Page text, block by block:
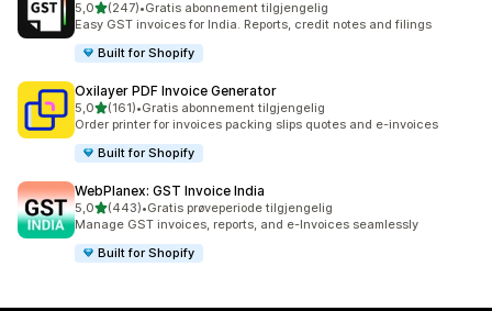
5,0av 5 stjerner
(247)
Totalt 247 omtaler
•Gratis abonnement tilgjengelig
Easy GST invoices for India. Reports, credit notes and filings
Built for Shopify
Oxilayer PDF Invoice Generator
5,0av 5 stjerner
(161)
Totalt 161 omtaler
•Gratis abonnement tilgjengelig
Order printer for invoices packing slips quotes and e-invoices
Built for Shopify
WebPlanex: GST Invoice India
5,0av 5 stjerner
(443)
Totalt 443 omtaler
•Gratis prøveperiode tilgjengelig
Manage GST invoices, reports, and e-Invoices seamlessly
Built for Shopify